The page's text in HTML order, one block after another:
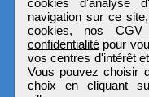
cookies d'analyse
navigation sur ce
cookies, nos
confidentialitépour
vos centres d'intérêt
Vous pouvez choisir
choix en cliquant